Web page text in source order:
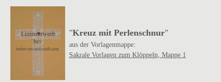
"Kreuz mit Perlenschnur"
aus der Vorlagenmappe:
Sakrale Vorlagen zum Klöppeln, Mappe 1